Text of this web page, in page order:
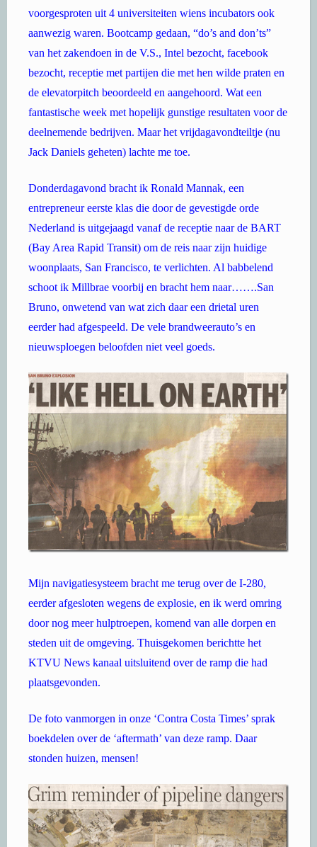
voorgesproten uit 4 universiteiten wiens incubators ook
aanwezig waren. Bootcamp gedaan, “do’s and don’ts”
van het zakendoen in de V.S., Intel bezocht, facebook
bezocht, receptie met partijen die met hen wilde praten en
de elevatorpitch beoordeeld en aangehoord. Wat een
fantastische week met hopelijk gunstige resultaten voor de
deelnemende bedrijven. Maar het vrijdagavondteiltje (nu
Jack Daniels geheten) lachte me toe.
Donderdagavond bracht ik Ronald Mannak, een
entrepreneur eerste klas die door de gevestigde orde
Nederland is uitgejaagd vanaf de receptie naar de BART
(Bay Area Rapid Transit) om de reis naar zijn huidige
woonplaats, San Francisco, te verlichten. Al babbelend
schoot ik Millbrae voorbij en bracht hem naar…….San
Bruno, onwetend van wat zich daar een drietal uren
eerder had afgespeeld. De vele brandweerauto’s en
nieuwsploegen beloofden niet veel goeds.
Mijn navigatiesysteem bracht me terug over de I-280,
eerder afgesloten wegens de explosie, en ik werd omring
door nog meer hulptroepen, komend van alle dorpen en
steden uit de omgeving. Thuisgekomen berichtte het
KTVU News kanaal uitsluitend over de ramp die had
plaatsgevonden.
De foto vanmorgen in onze ‘Contra Costa Times’ sprak
boekdelen over de ‘aftermath’ van deze ramp. Daar
stonden huizen, mensen!